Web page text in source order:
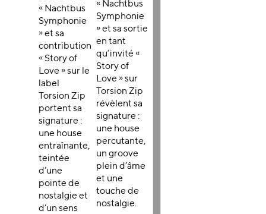
« Nachtbus
Symphonie
» et sa
contribution
« Story of
Love » sur le
label
Torsion Zip
portent sa
signature :
une house
entraînante,
teintée
d’une
pointe de
nostalgie et
d’un sens
« Nachtbus
Symphonie
» et sa sortie
en tant
qu’invité «
Story of
Love » sur
Torsion Zip
révèlent sa
signature :
une house
percutante,
un groove
plein d’âme
et une
touche de
nostalgie.